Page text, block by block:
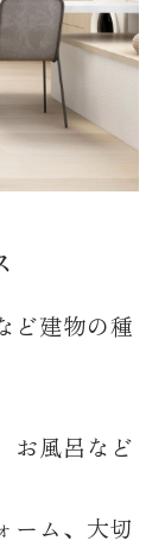
ど建物の種
お風呂など
ーム、大切